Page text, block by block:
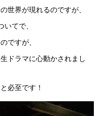
世界が現れるのですが、
てで、
ですが、
ドラマに心動かされまし
必至です！